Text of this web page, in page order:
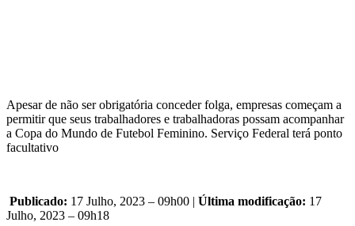
Apesar de não ser obrigatória conceder folga, empresas começam a
permitir que seus trabalhadores e trabalhadoras possam acompanhar
a Copa do Mundo de Futebol Feminino. Serviço Federal terá ponto
facultativo
Publicado: 17 Julho, 2023 – 09h00 | Última modificação: 17
Julho, 2023 – 09h18